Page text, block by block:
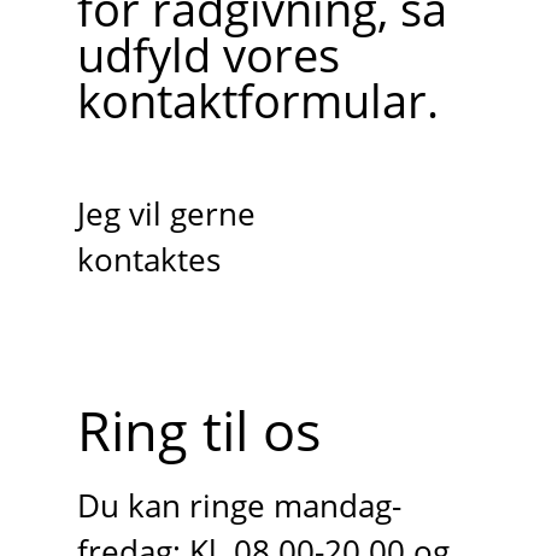
udfyld vores
kontaktformular.
Jeg vil gerne
kontaktes
Ring til os
Du kan ringe mandag-